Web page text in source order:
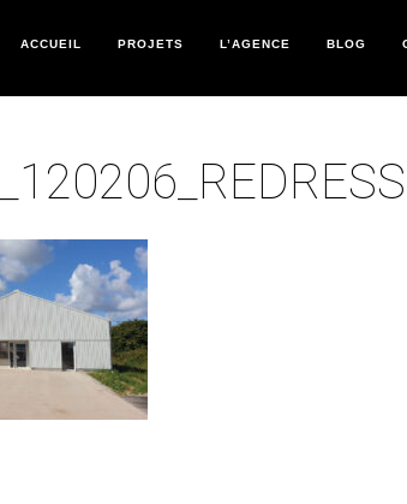
ACCUEIL PROJETS L’AGENCE BLOG